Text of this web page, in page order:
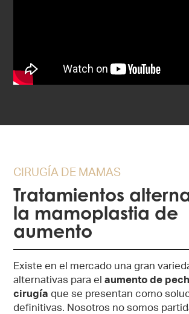
CIRUGÍA DE MAMAS
Tratamientos
la mamoplastia de
aumento
Existe en el mercado una gran
alternativas para elaumento de
cirugía que se presentan como
definitivas. Nosotros no somos